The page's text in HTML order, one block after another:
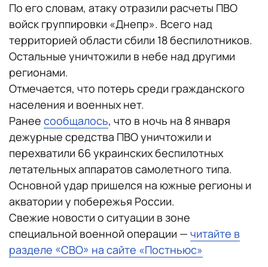
По его словам, атаку отразили расчеты ПВО
войск группировки «Днепр». Всего над
территорией области сбили 18 беспилотников.
Остальные уничтожили в небе над другими
регионами.
Отмечается, что потерь среди гражданского
населения и военных нет.
Ранее сообщалось, что в ночь на 8 января
дежурные средства ПВО уничтожили и
перехватили 66 украинских беспилотных
летательных аппаратов самолетного типа.
Основной удар пришелся на южные регионы и
акватории у побережья России.
Свежие новости о ситуации в зоне
специальной военной операции — читайте в
разделе «СВО» на сайте «Постньюс»